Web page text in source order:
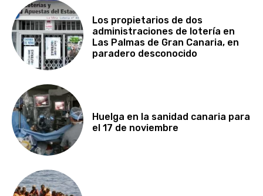
Los propietarios de dos
administraciones de lotería en
Las Palmas de Gran Canaria, en
paradero desconocido
Huelga en la sanidad canaria para
el 17 de noviembre